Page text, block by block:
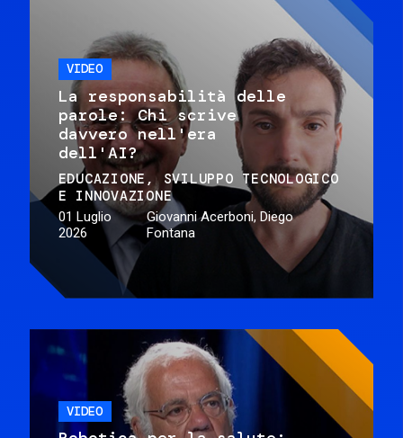
VIDEO
La responsabilità delle
parole: Chi scrive
davvero nell'era
dell'AI?
EDUCAZIONE
SVILUPPO TECNOLOGICO
E INNOVAZIONE
01 Luglio
2026
Giovanni Acerboni, Diego
Fontana
VIDEO